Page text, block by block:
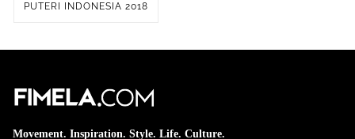
PUTERI INDONESIA 2018
Movement. Inspiration. Style. Life. Culture.